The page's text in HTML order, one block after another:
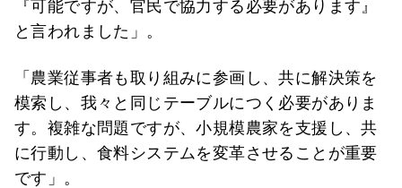
『可能ですが、官民で協力する必要があります』
と言われました」。
「農業従事者も取り組みに参画し、共に解決策を
模索し、我々と同じテーブルにつく必要がありま
す。複雑な問題ですが、小規模農家を支援し、共
に行動し、食料システムを変革させることが重要
です」。